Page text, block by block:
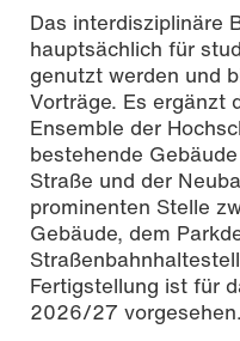
Das interdisziplinäre
hauptsächlich für
genutzt werden und
Vorträge. Es ergänzt
Ensemble der
bestehende
Straße und der
prominenten Stelle
Gebäude, dem
Fertigstellung ist für
2026/27 vorgesehen.